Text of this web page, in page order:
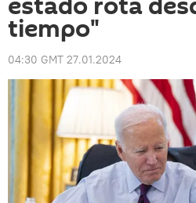
tiempo"
04:30 GMT 27.01.2024